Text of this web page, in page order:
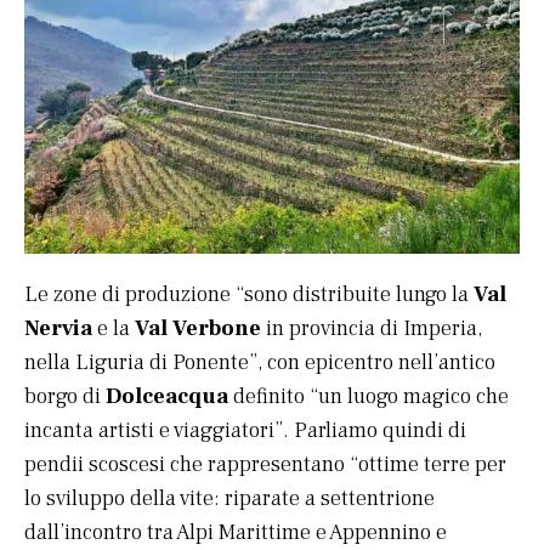
Le zone di produzione “sono distribuite lungo laVal
Nerviae laVal Verbone in provincia di Imperia,
nella Liguria di Ponente”, con epicentro nell’antico
borgo diDolceacquadefinito “un luogo magico che
incanta artisti e viaggiatori”. Parliamo quindi di
pendii scoscesi che rappresentano “ottime terre per
lo sviluppo della vite: riparate a settentrione
dall’incontro tra Alpi Marittime e Appennino e